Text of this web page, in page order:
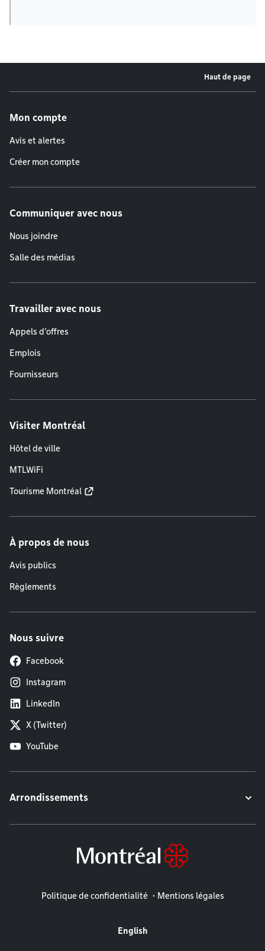
Haut de page
Mon compte
Avis et alertes
Créer mon compte
Communiquer avec nous
Nous joindre
Salle des médias
Travailler avec nous
Appels d'offres
Emplois
Fournisseurs
Visiter Montréal
Hôtel de ville
MTLWiFi
Tourisme Montréal
À propos de nous
Avis publics
Règlements
Nous suivre
Facebook
Instagram
LinkedIn
X (Twitter)
YouTube
Arrondissements
Mentions légales
Politique de confidentialité Mentions légales
English